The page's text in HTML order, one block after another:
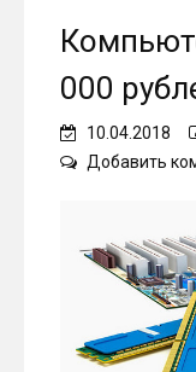
000
10.04.2018
Добавить